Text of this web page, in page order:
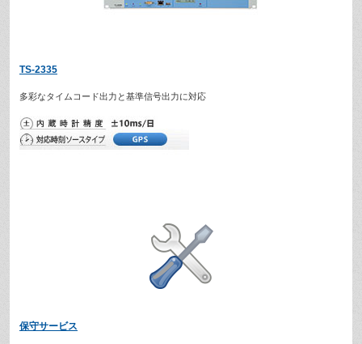
TS-2335
多彩なタイムコード出力と基準信号出力に対応
保守サービス